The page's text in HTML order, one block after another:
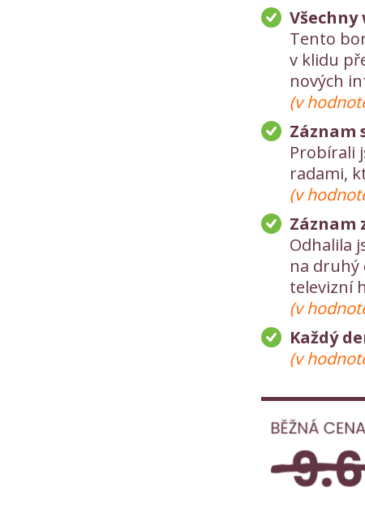
Tento
v klidu
nových
(v
Záznam
Probírali
radami,
(v
Záznam
Odhalila
na druhý
televizní
(v
Každý
(v